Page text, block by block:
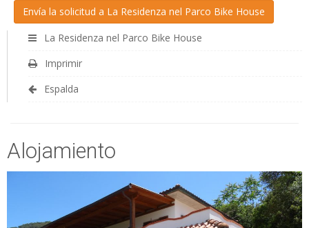
La Residenza nel Parco Bike House
Imprimir
Espalda
Alojamiento